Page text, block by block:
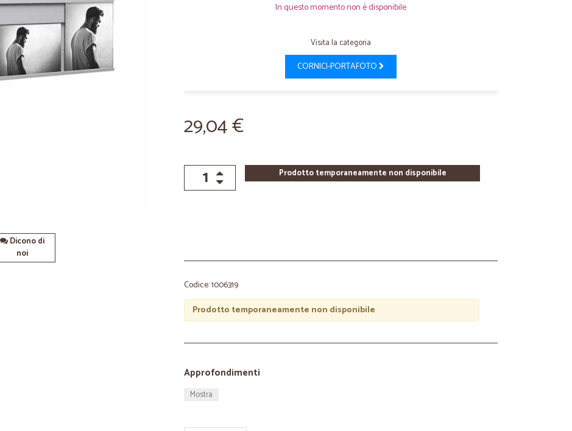
Dicono di
noi
In questo momento non è disponibile
Visita la categoria
CORNICI-PORTAFOTO
29,04 €
Prodotto temporaneamente non disponibile
Codice: 1006319
Prodotto temporaneamente non disponibile
Approfondimenti
Mostra